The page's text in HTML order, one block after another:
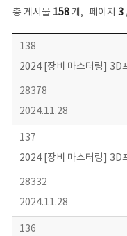
총 게시물 158개, 페이지 3
콘텐츠이슈 목록 - 번호, 제목, 작성자, 파일, 조회수, 작성일 정보 제공
138
2024 [장비 마스터링] 3D
28378
2024.11.28
137
2024 [장비 마스터링] 3D
28332
2024.11.28
136